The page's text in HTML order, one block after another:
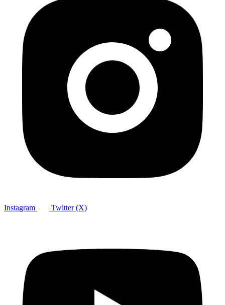
Instagram Twitter (X)